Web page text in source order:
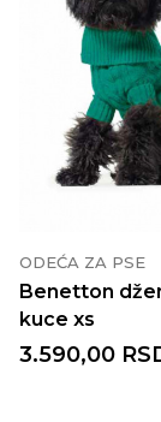
ODEĆA ZA PSE
Benetton
kuce xs
3.590,00